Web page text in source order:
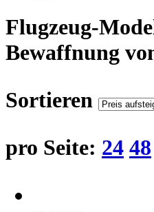
Flugzeug-
Bewaffnung
Sortieren
pro Seite: 24 48